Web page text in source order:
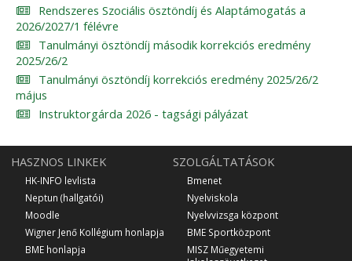
Rendszeres Szociális ösztöndíj és Alaptámogatás a
2026/2027/1 félévre
Tanulmányi ösztöndíj második korrekciós eredmény
2025/26/2
Tanulmányi ösztöndíj korrekciós eredmény 2025/26/2
május
Instruktorgárda 2026 - tagsági pályázat
HASZNOS LINKEK
HK-INFO levlista
Neptun (hallgatói)
Moodle
Wigner Jenő Kollégium honlapja
BME honlapja
SZOLGÁLTATÁSOK
Bmenet
Nyelviskola
Nyelvvizsga központ
BME Sportközpont
MISZ Műegyetemi